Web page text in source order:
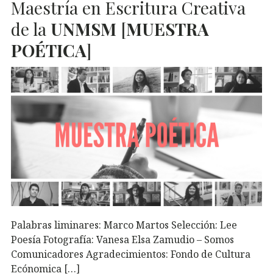
Maestría en Escritura Creativa
de la UNMSM [MUESTRA
POÉTICA]
Palabras liminares: Marco Martos Selección: Lee
Poesía Fotografía: Vanesa Elsa Zamudio – Somos
Comunicadores Agradecimientos: Fondo de Cultura
Ecónomica […]